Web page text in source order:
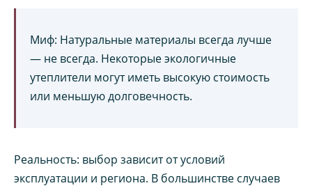
Миф: Натуральные материалы всегда лучше
— не всегда. Некоторые экологичные
утеплители могут иметь высокую стоимость
или меньшую долговечность.
Реальность: выбор зависит от условий
эксплуатации и региона. В большинстве случаев